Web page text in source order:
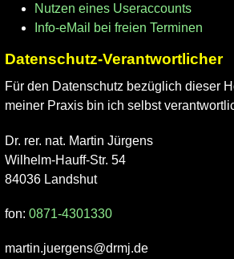
Nutzen eines Useraccounts
Info-eMail bei freien Terminen
Datenschutz-Verantwortlicher
Für den Datenschutz bezüglich dieser
meiner Praxis bin ich selbst
Dr. rer. nat. Martin Jürgens
Wilhelm-Hauff-Str. 54
84036 Landshut
fon:0871-4301330
martin.juergens@drmj.de